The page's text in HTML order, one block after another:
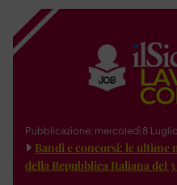
Pubblicazione: mercoledì 8
Bandi e concorsi: le ultime
della Repubblica Italiana del